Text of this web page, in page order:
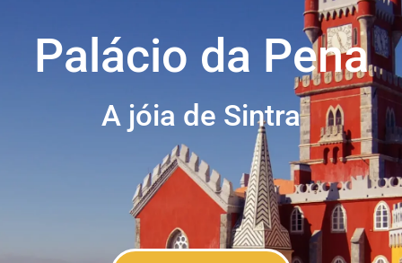
A
N
A
V
E
G
A
Ç
Ã
O
Palácio da Pena
A jóia de Sintra